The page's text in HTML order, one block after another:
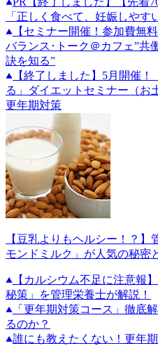
「正しく食べて、妊娠しやす
【セミナー開催！参加費無
バランス･トーク＠カフェ”共
訣を知る”
【終了しました】5月開催
る」ダイエットセミナー（お
更年期対策
【豆乳よりもヘルシー！？
モンドミルク」が人気の秘密
【カルシウム不足に注意報
秘策」を管理栄養士が解説！
「更年期対策コース」徹底
るのか？
誰にも教えたくない！更年